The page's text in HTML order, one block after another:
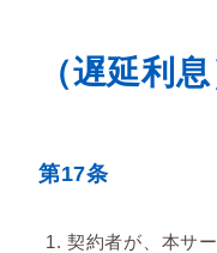
（遅延利息
第17条
契約者が、本サ